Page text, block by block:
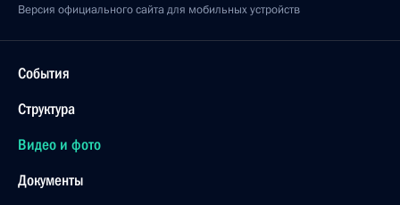
Версия официального сайта для мобильных устройств
События
Структура
Видео и фото
Документы